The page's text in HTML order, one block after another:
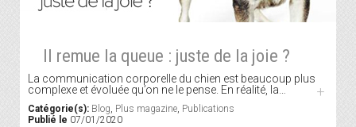
Il remue la queue : juste de la joie ?
La communication corporelle du chien est beaucoup plus
complexe et évoluée qu’on ne le pense. En réalité, la…
+
Catégorie(s): Blog Plus magazine Publications
Publié le 07/01/2020